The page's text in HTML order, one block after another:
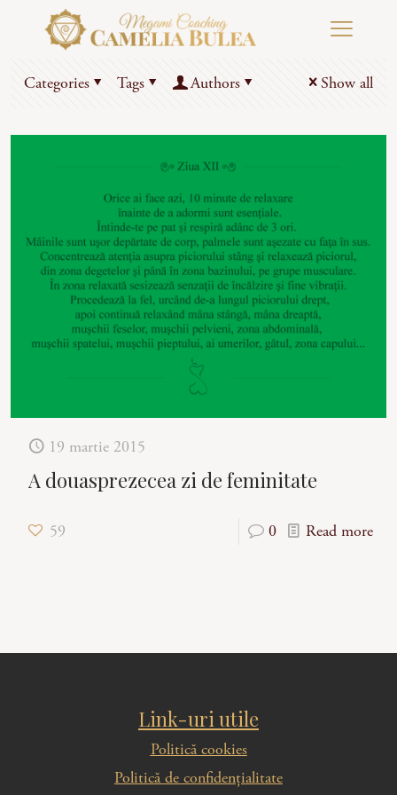
Categories Tags Authors Show all
19 martie 2015
A douasprezecea zi de feminitate
59 0 Read more
Link-uri utile
Politică cookies
Politică de confidențialitate